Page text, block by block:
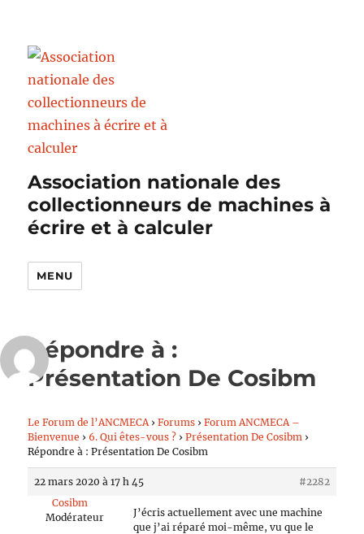
Association nationale des
collectionneurs de machines à
écrire et à calculer
MENU
Répondre à :
Présentation De Cosibm
Le Forum de l’ANCMECA › Forums › Forum ANCMECA –
Bienvenue › 6. Qui êtes-vous ? › Présentation De Cosibm ›
Répondre à : Présentation De Cosibm
22 mars 2020 à 17 h 45
#2282
Cosibm
Modérateur
J’écris actuellement avec une machine
que j’ai réparé moi-même, vu que le